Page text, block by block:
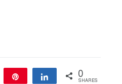
Share Share 0
SHARES